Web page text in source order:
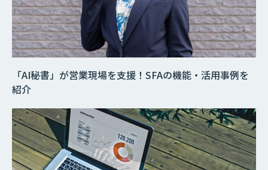
「AI秘書」が営業現場を支援！SFAの機能・活用事例を
紹介